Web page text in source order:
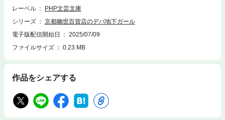
レーベル
PHP文芸文庫
シリーズ
京都幽世百貨店のデパ地下ガール
電子版配信開始日
2025/07/09
ファイルサイズ
0.23 MB
作品をシェアする